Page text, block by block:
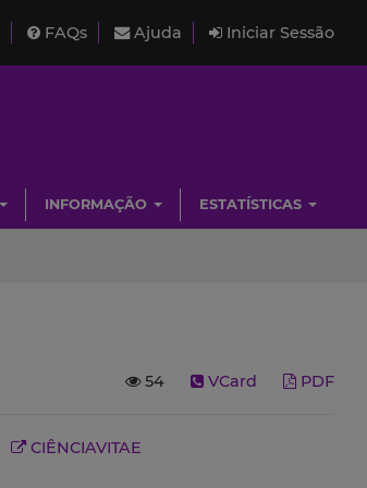
FAQs Ajuda Iniciar Sessão
INFORMAÇÃO ESTATÍSTICAS
54 VCard PDF
CIÊNCIAVITAE